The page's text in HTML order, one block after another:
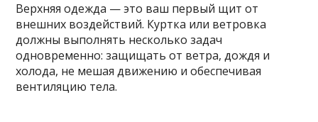
Верхняя одежда — это ваш первый щит от
внешних воздействий. Куртка или ветровка
должны выполнять несколько задач
одновременно: защищать от ветра, дождя и
холода, не мешая движению и обеспечивая
вентиляцию тела.